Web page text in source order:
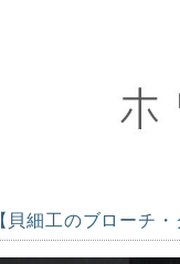
【貝細工のブローチ・